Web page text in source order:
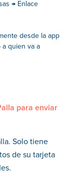
→ Enlace
desde la app
a quien va a
para enviar
Solo tiene
de su tarjeta